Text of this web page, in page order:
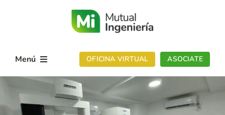
Menú
Conocenos
Sedes
OFICINA VIRTUAL ASOCIATE